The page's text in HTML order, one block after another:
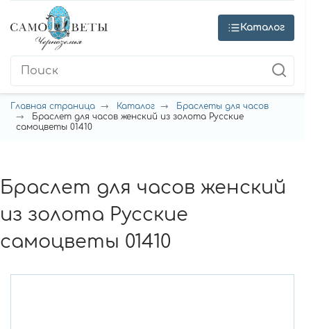
Каталог
Главная страница Каталог
Браслеты для часов
Браслет для часов женский из золота Русские
самоцветы 01410
Браслет для часов женский
из золота Русские
самоцветы 01410